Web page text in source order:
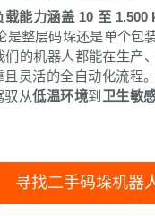
载能力涵盖 10 至 1,500
是整层码垛还是单个包
们的机器人都能在生产
灵活的全自动化流程
驭从低温环境到 卫生敏
寻找二手码垛机器